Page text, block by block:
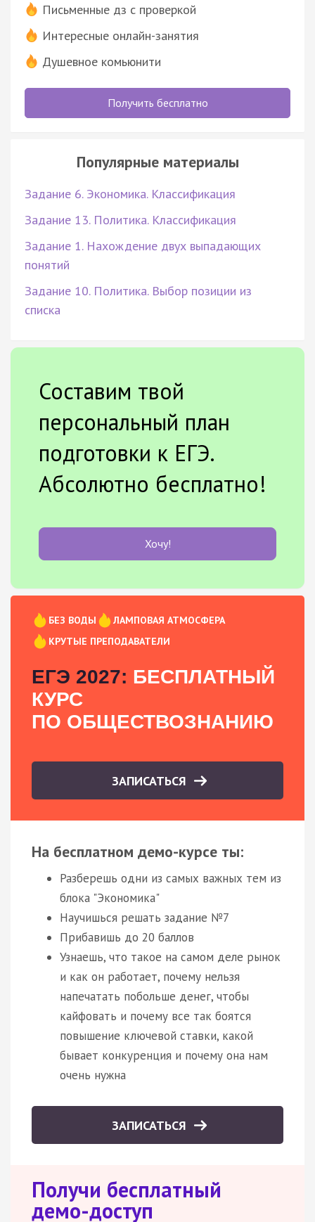
Письменные дз с проверкой
Интересные онлайн-занятия
Душевное комьюнити
Получить бесплатно
Популярные материалы
Задание 6. Экономика. Классификация
Задание 13. Политика. Классификация
Задание 1. Нахождение двух выпадающих
понятий
Задание 10. Политика. Выбор позиции из
списка
Составим твой
персональный план
подготовки к ЕГЭ.
Абсолютно бесплатно!
Хочу!
БЕЗ ВОДЫ
ЛАМПОВАЯ АТМОСФЕРА
КРУТЫЕ ПРЕПОДАВАТЕЛИ
ЕГЭ 2027: БЕСПЛАТНЫЙ
КУРС
ПО ОБЩЕСТВОЗНАНИЮ
ЗАПИСАТЬСЯ
На бесплатном демо-курсе ты:
Разберешь одни из самых важных тем из
блока "Экономика"
Научишься решать задание №7
Прибавишь до 20 баллов
Узнаешь, что такое на самом деле рынок
и как он работает, почему нельзя
напечатать побольше денег, чтобы
кайфовать и почему все так боятся
повышение ключевой ставки, какой
бывает конкуренция и почему она нам
очень нужна
ЗАПИСАТЬСЯ
Получи бесплатный
демо-доступ